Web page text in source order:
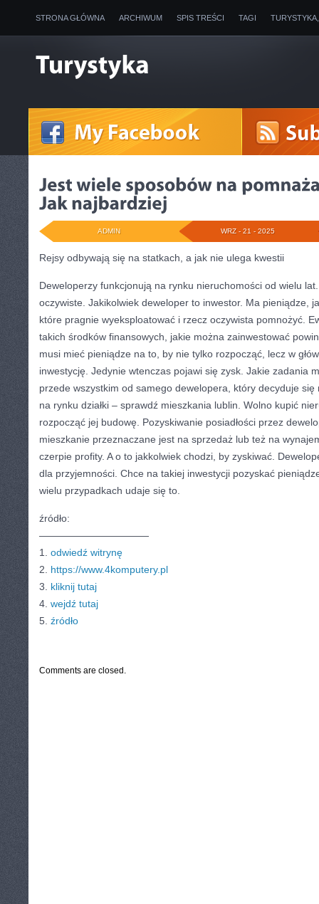
STRONA GŁÓWNA ARCHIWUM SPIS TREŚCI TAGI
WRZ - 21 - 2025
ADMIN
Rejsy odbywają się na statkach, a jak nie ulega kwestii
Deweloperzy funkcjonują na rynku nieruchomości od wielu
oczywiste. Jakikolwiek deweloper to inwestor. Ma pieniądze,
które pragnie wyeksploatować i rzecz oczywista pomnożyć.
takich środków finansowych, jakie można zainwestować
musi mieć pieniądze na to, by nie tylko rozpocząć, lecz w
inwestycję. Jedynie wtenczas pojawi się zysk. Jakie zadania
przede wszystkim od samego dewelopera, który decyduje
na rynku działki – sprawdź mieszkania lublin. Wolno kupić
rozpocząć jej budowę. Pozyskiwanie posiadłości przez
mieszkanie przeznaczane jest na sprzedaż lub też na
czerpie profity. A o to jakkolwiek chodzi, by zyskiwać.
dla przyjemności. Chce na takiej inwestycji pozyskać
wielu przypadkach udaje się to.
źródło:
———————————
1. odwiedź witrynę
2. https://www.4komputery.pl
3. kliknij tutaj
4. wejdź tutaj
5. źródło
Comments are closed.